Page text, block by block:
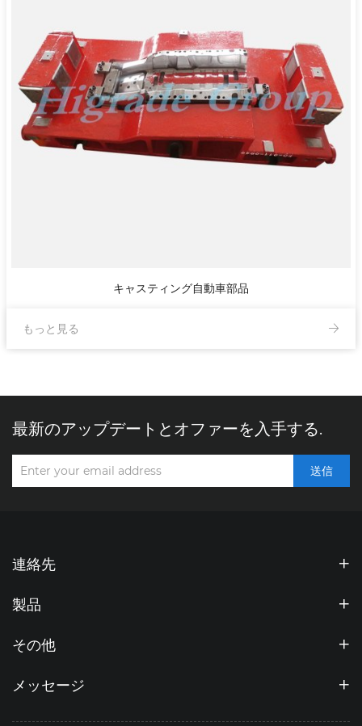
キャスティング自動車部品
もっと見る
最新のアップデートとオファーを入手する.
送信
連絡先
製品
その他
メッセージ